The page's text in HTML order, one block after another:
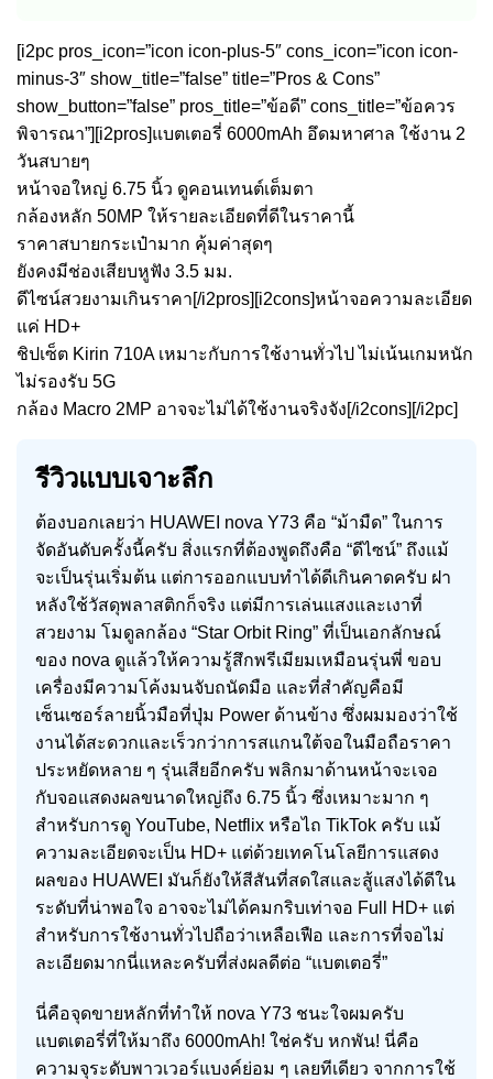
[i2pc pros_icon=”icon icon-plus-5″ cons_icon=”icon icon-
minus-3″ show_title=”false” title=”Pros & Cons”
show_button=”false” pros_title=”ข้อดี” cons_title=”ข้อควร
พิจารณา”][i2pros]แบตเตอรี่ 6000mAh อึดมหาศาล ใช้งาน 2
วันสบายๆ
หน้าจอใหญ่ 6.75 นิ้ว ดูคอนเทนต์เต็มตา
กล้องหลัก 50MP ให้รายละเอียดที่ดีในราคานี้
ราคาสบายกระเป๋ามาก คุ้มค่าสุดๆ
ยังคงมีช่องเสียบหูฟัง 3.5 มม.
ดีไซน์สวยงามเกินราคา[/i2pros][i2cons]หน้าจอความละเอียด
แค่ HD+
ชิปเซ็ต Kirin 710A เหมาะกับการใช้งานทั่วไป ไม่เน้นเกมหนัก
ไม่รองรับ 5G
กล้อง Macro 2MP อาจจะไม่ได้ใช้งานจริงจัง[/i2cons][/i2pc]
รีวิวแบบเจาะลึก
ต้องบอกเลยว่า HUAWEI nova Y73 คือ “ม้ามืด” ในการ
จัดอันดับครั้งนี้ครับ สิ่งแรกที่ต้องพูดถึงคือ “ดีไซน์” ถึงแม้
จะเป็นรุ่นเริ่มต้น แต่การออกแบบทำได้ดีเกินคาดครับ ฝา
หลังใช้วัสดุพลาสติกก็จริง แต่มีการเล่นแสงและเงาที่
สวยงาม โมดูลกล้อง “Star Orbit Ring” ที่เป็นเอกลักษณ์
ของ nova ดูแล้วให้ความรู้สึกพรีเมียมเหมือนรุ่นพี่ ขอบ
เครื่องมีความโค้งมนจับถนัดมือ และที่สำคัญคือมี
เซ็นเซอร์ลายนิ้วมือที่ปุ่ม Power ด้านข้าง ซึ่งผมมองว่าใช้
งานได้สะดวกและเร็วกว่าการสแกนใต้จอในมือถือราคา
ประหยัดหลาย ๆ รุ่นเสียอีกครับ พลิกมาด้านหน้าจะเจอ
กับจอแสดงผลขนาดใหญ่ถึง 6.75 นิ้ว ซึ่งเหมาะมาก ๆ
สำหรับการดู YouTube, Netflix หรือไถ TikTok ครับ แม้
ความละเอียดจะเป็น HD+ แต่ด้วยเทคโนโลยีการแสดง
ผลของ HUAWEI มันก็ยังให้สีสันที่สดใสและสู้แสงได้ดีใน
ระดับที่น่าพอใจ อาจจะไม่ได้คมกริบเท่าจอ Full HD+ แต่
สำหรับการใช้งานทั่วไปถือว่าเหลือเฟือ และการที่จอไม่
ละเอียดมากนี่แหละครับที่ส่งผลดีต่อ “แบตเตอรี่”
นี่คือจุดขายหลักที่ทำให้ nova Y73 ชนะใจผมครับ
แบตเตอรี่ที่ให้มาถึง 6000mAh! ใช่ครับ หกพัน! นี่คือ
ความจุระดับพาวเวอร์แบงค์ย่อม ๆ เลยทีเดียว จากการใช้